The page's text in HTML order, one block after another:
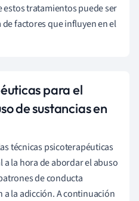
estos tratamientos puede ser
factores que influyen en el
para el
de sustancias en
técnicas psicoterapéuticas
la hora de abordar el abuso
de conducta
la adicción. A continuación